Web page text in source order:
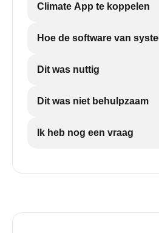
Climate App te koppelen
Hoe de software van
Dit was nuttig
Dit was niet behulpzaam
Ik heb nog een vraag